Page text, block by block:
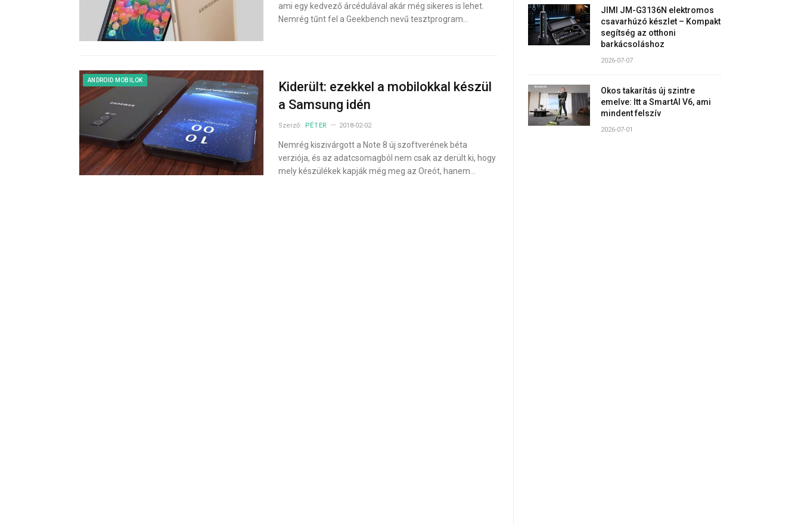
ami egy kedvező árcédulával akár még sikeres is lehet.
Nemrég tűnt fel a Geekbench nevű tesztprogram…
ANDROID MOBILOK
Kiderült: ezekkel a mobilokkal készül
a Samsung idén
Szerző: PÉTER 2018-02-02
Nemrég kiszivárgott a Note 8 új szoftverének béta
verziója, és az adatcsomagból nem csak az derült ki, hogy
mely készülékek kapják még meg az Oreót, hanem…
JIMI JM-G3136N elektromos
csavarhúzó készlet – Kompakt
segítség az otthoni
barkácsoláshoz
2026-07-07
Okos takarítás új szintre
emelve: Itt a SmartAI V6, ami
mindent felszív
2026-07-01